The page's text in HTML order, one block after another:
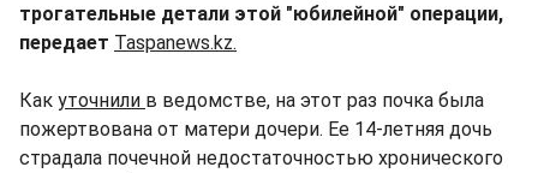
трогательные детали этой "юбилейной" операции,
передает Taspanews.kz.
Как уточнили в ведомстве, на этот раз почка была
пожертвована от матери дочери. Ее 14-летняя дочь
страдала почечной недостаточностью хронического